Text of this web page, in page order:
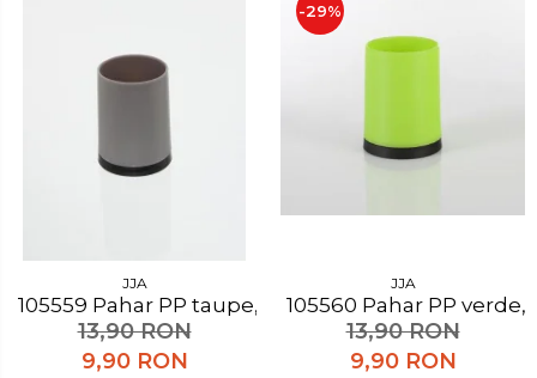
JJA
105559 Pahar PP taupe, H 10.3 cm
13,90 RON
9,90 RON
-29%
JJA
105560 Pahar PP
13,90 RON
9,90 RON